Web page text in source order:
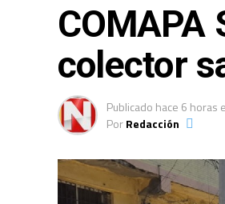
COMAPA
colector
Publicado hace 6 horas
PorRedacción